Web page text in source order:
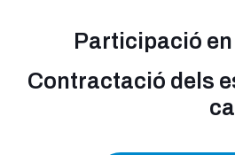
Participació
Contractació dels